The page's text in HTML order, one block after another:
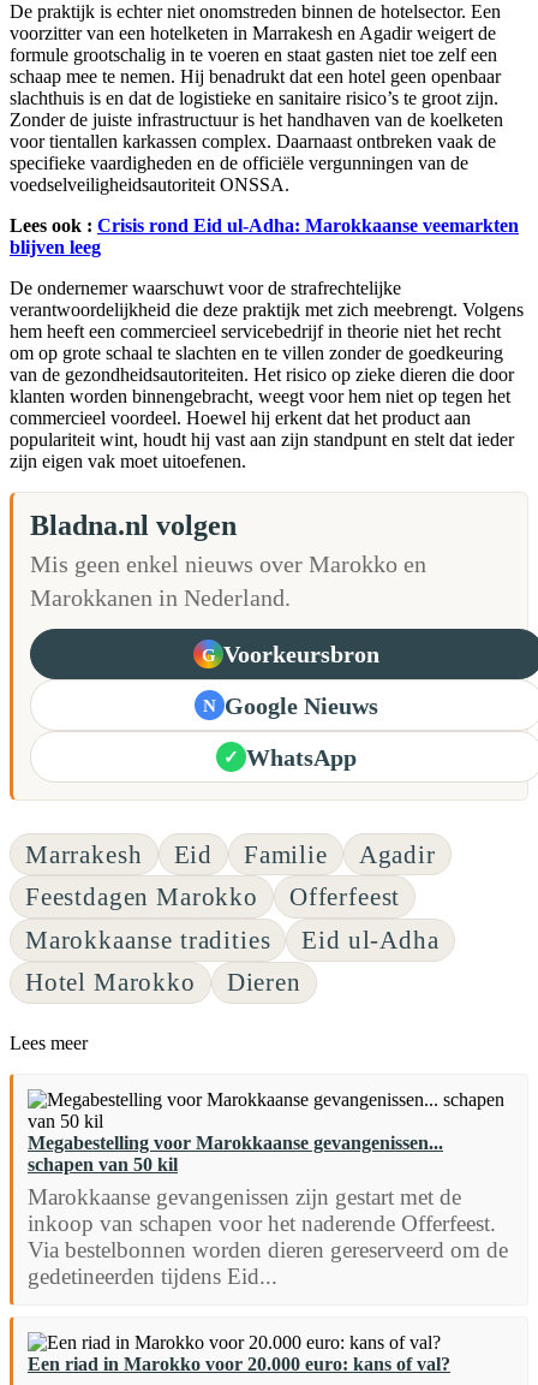
De praktijk is echter niet onomstreden binnen de hotelsector. Een
voorzitter van een hotelketen in Marrakesh en Agadir weigert de
formule grootschalig in te voeren en staat gasten niet toe zelf een
schaap mee te nemen. Hij benadrukt dat een hotel geen openbaar
slachthuis is en dat de logistieke en sanitaire risico’s te groot zijn.
Zonder de juiste infrastructuur is het handhaven van de koelketen
voor tientallen karkassen complex. Daarnaast ontbreken vaak de
specifieke vaardigheden en de officiële vergunningen van de
voedselveiligheidsautoriteit ONSSA.
Lees ook : Crisis rond Eid ul-Adha: Marokkaanse veemarkten
blijven leeg
De ondernemer waarschuwt voor de strafrechtelijke
verantwoordelijkheid die deze praktijk met zich meebrengt. Volgens
hem heeft een commercieel servicebedrijf in theorie niet het recht
om op grote schaal te slachten en te villen zonder de goedkeuring
van de gezondheidsautoriteiten. Het risico op zieke dieren die door
klanten worden binnengebracht, weegt voor hem niet op tegen het
commercieel voordeel. Hoewel hij erkent dat het product aan
populariteit wint, houdt hij vast aan zijn standpunt en stelt dat ieder
zijn eigen vak moet uitoefenen.
Bladna.nl volgen
Mis geen enkel nieuws over Marokko en
Marokkanen in Nederland.
G Voorkeursbron
N Google Nieuws
✓ WhatsApp
Marrakesh Eid Familie
Agadir
Feestdagen Marokko
Offerfeest
Marokkaanse tradities
Eid ul-Adha
Hotel Marokko
Dieren
Lees meer
Megabestelling voor Marokkaanse gevangenissen...
schapen van 50 kil
Marokkaanse gevangenissen zijn gestart met de
inkoop van schapen voor het naderende Offerfeest.
Via bestelbonnen worden dieren gereserveerd om de
gedetineerden tijdens Eid...
Een riad in Marokko voor 20.000 euro: kans of val?